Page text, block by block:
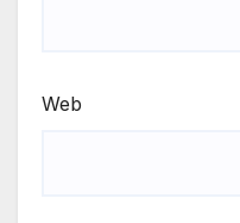
Web